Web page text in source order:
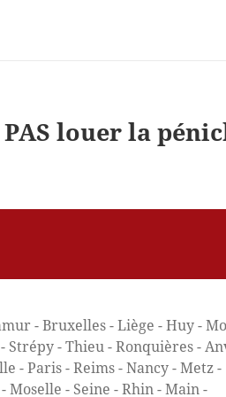
louer la
- Bruxelles - Liège - Huy -
- Thieu - Ronquières -
- Paris - Reims - Nancy - Metz -
Moselle - Seine - Rhin - Main -